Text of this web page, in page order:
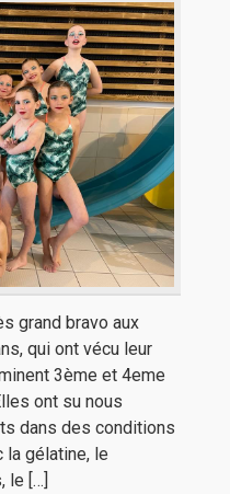
grand bravo aux
qui ont vécu leur
3ème et 4eme
ont su nous
dans des conditions
la gélatine, le
le […]